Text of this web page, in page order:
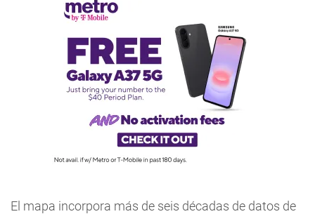
El mapa incorpora más de seis décadas de datos de